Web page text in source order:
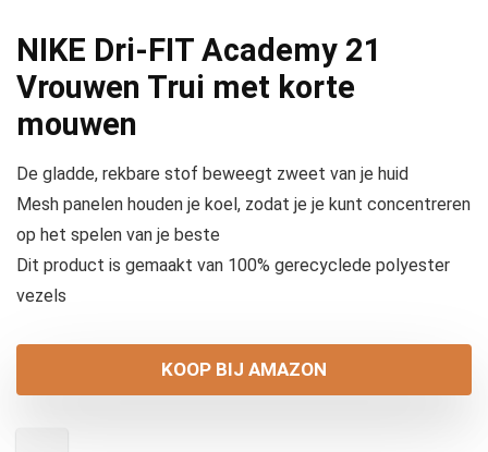
NIKE Dri-FIT Academy 21
Vrouwen Trui met korte
mouwen
De gladde, rekbare stof beweegt zweet van je huid
Mesh panelen houden je koel, zodat je je kunt concentreren
op het spelen van je beste
Dit product is gemaakt van 100% gerecyclede polyester
vezels
KOOP BIJ AMAZON